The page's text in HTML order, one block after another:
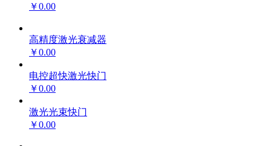
￥0.00
高精度激光衰减器
￥0.00
电控超快激光快门
￥0.00
激光光束快门
￥0.00